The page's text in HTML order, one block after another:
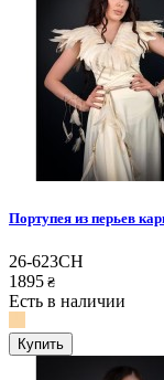
Портупея из перьев
26-623CH
1895 ₴
Есть в наличии
Купить